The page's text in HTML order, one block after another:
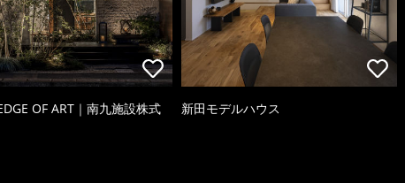
OF ART｜南九施設株式 新田モデルハウス